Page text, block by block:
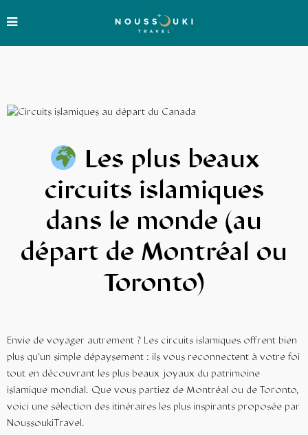
Les plus beaux
circuits islamiques
dans le monde (au
départ de Montréal ou
Toronto)
Envie de voyager autrement ? Les circuits islamiques offrent bien
plus qu’un simple dépaysement : ils vous reconnectent à votre foi
tout en découvrant les plus beaux joyaux du patrimoine
islamique mondial. Que vous partiez de Montréal ou de Toronto,
voici une sélection des itinéraires les plus inspirants proposée par
NoussoukiTravel.